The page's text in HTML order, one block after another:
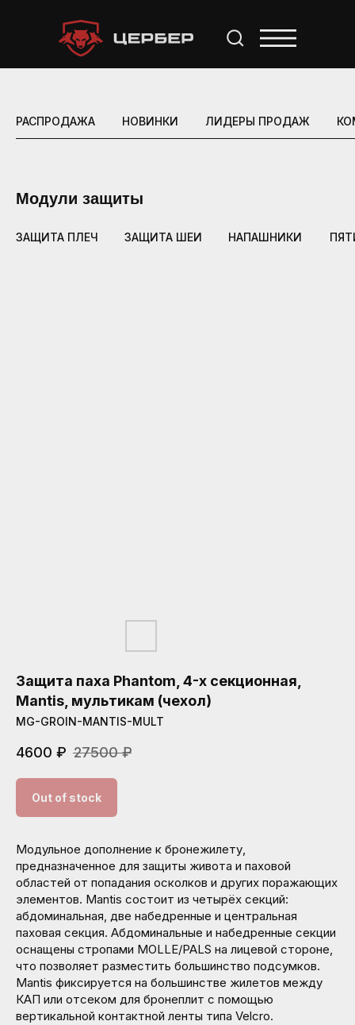
ЛИДЕРЫ ПРОДАЖ
НОВИНКИ
РАСПРОДАЖА
Модули защиты
НАПАШНИКИ
ЗАЩИТА ШЕИ
ЗАЩИТА ПЛЕЧ
Защита паха Phantom, 4-х секционная,
Mantis, мультикам (чехол)
MG-GROIN-MANTIS-MULT
4600 ₽ 27500 ₽
Out of stock
Модульное дополнение к бронежилету,
предназначенное для защиты живота и паховой
областей от попадания осколков и других поражающих
элементов. Mantis состоит из четырёх секций:
абдоминальная, две набедренные и центральная
паховая секция. Абдоминальные и набедренные секции
оснащены стропами MOLLE/PALS на лицевой стороне,
что позволяет разместить большинство подсумков.
Mantis фиксируется на большинстве жилетов между
КАП или отсеком для бронеплит с помощью
вертикальной контактной ленты типа Velcro.